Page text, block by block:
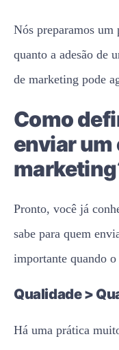
Nós preparamos um
quanto a adesão de
de marketing pode
Como
enviar um
Pronto, você já
sabe para quem
importante quando
Qualidade >
Há uma prática